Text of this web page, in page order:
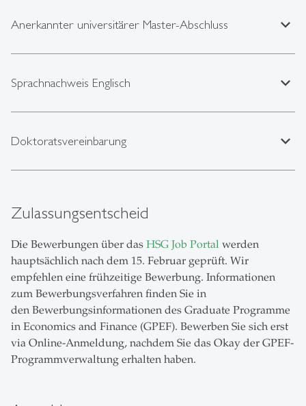
Anerkannter universitärer Master-Abschluss expand_less
Sprachnachweis Englisch expand_less
Doktoratsvereinbarung expand_less
Zulassungsentscheid
Die Bewerbungen über das HSG Job Portal werden
hauptsächlich nach dem 15. Februar geprüft. Wir
empfehlen eine frühzeitige Bewerbung. Informationen
zum Bewerbungsverfahren finden Sie in
den Bewerbungsinformationen des Graduate Programme
in Economics and Finance (GPEF). Bewerben Sie sich erst
via Online-Anmeldung, nachdem Sie das Okay der GPEF-
Programmverwaltung erhalten haben.